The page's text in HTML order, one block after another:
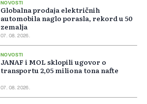
NOVOSTI
Globalna prodaja električnih
automobila naglo porasla, rekord u 50
zemalja
07. 08. 2026.
NOVOSTI
JANAF i MOL sklopili ugovor o
transportu 2,05 miliona tona nafte
07. 08. 2026.